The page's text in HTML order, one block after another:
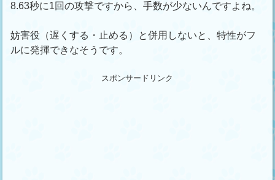
8.63秒に1回の攻撃ですから、手数が少ないんですよね。
妨害役（遅くする・止める）と併用しないと、特性がフ
ルに発揮できなそうです。
スポンサードリンク